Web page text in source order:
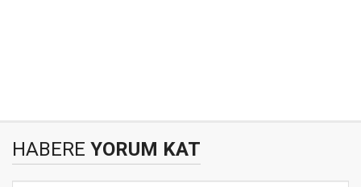
HABERE YORUM KAT